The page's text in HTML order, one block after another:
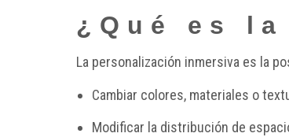
¿Qué es
La personalización inmersiva es la
Cambiar colores, materiales o
Modificar la distribución de